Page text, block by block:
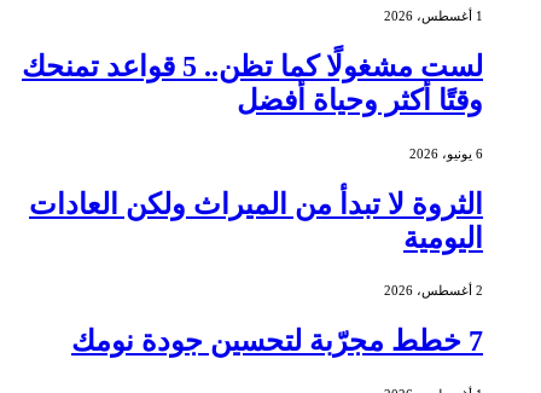
1 أغسطس، 2026
لست مشغولًا كما تظن.. 5 قواعد تمنحك
وقتًا أكثر وحياة أفضل
6 يونيو، 2026
الثروة لا تبدأ من الميراث ولكن العادات
اليومية
2 أغسطس، 2026
7 خطط مجرّبة لتحسين جودة نومك